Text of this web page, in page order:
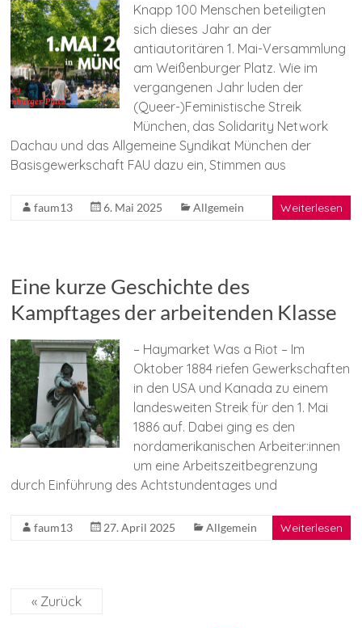
Knapp 100 Menschen beteiligten
sich dieses Jahr an der
antiautoritären 1. Mai-Versammlung
am Weißenburger Platz. Wie im
vergangenen Jahr luden der
(Queer-)Feministische Streik
München, das Solidarity Network
Dachau und das Allgemeine Syndikat München der
Basisgewerkschaft FAU dazu ein, Stimmen aus
faum13 6. Mai 2025 Allgemein Weiterlesen
Eine kurze Geschichte des
Kampftages der arbeitenden Klasse
– Haymarket Was a Riot – Im
Oktober 1884 riefen Gewerkschaften
in den USA und Kanada zu einem
landesweiten Streik für den 1. Mai
1886 auf. Dabei ging es den
nordamerikanischen Arbeiter:innen
um eine Arbeitszeitbegrenzung
durch Einführung des Achtstundentages und
faum13 27. April 2025 Allgemein Weiterlesen
« Zurück